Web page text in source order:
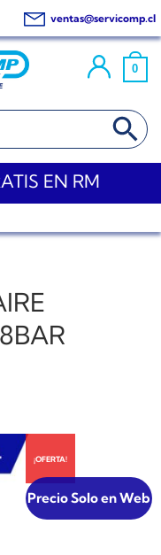
ventas@servicomp.cl
0
BOTÓN DE
EN RM
¡OFERTA!
Precio Solo en Web